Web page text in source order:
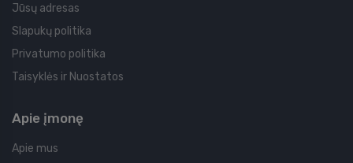
Jūsų adresas
Slapukų politika
Privatumo politika
Taisyklės ir Nuostatos
Apie įmonę
Apie mus